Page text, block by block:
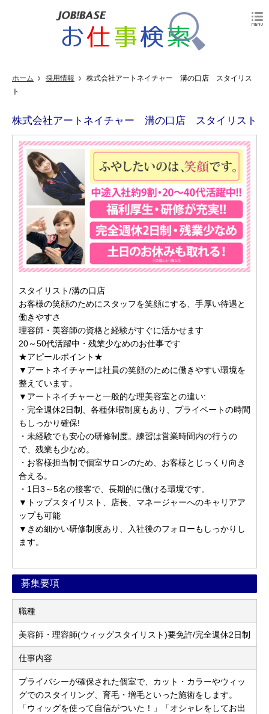
ホーム 採用情報
株式会社アートネイチャー 溝の口店 スタイリス
ト
株式会社アートネイチャー 溝の口店 スタイリスト
スタイリスト/溝の口店
お客様の笑顔のためにスタッフを笑顔にする、手厚い待遇と
働きやすさ
理容師・美容師の資格と経験がすぐに活かせます
20～50代活躍中・残業少なめのお仕事です
★アピールポイント★
▼アートネイチャーは社員の笑顔のために働きやすい環境を
整えています。
▼アートネイチャーと一般的な理美容室との違い:
・完全週休2日制、各種休暇制度もあり、プライベートの時間
もしっかり確保!
・未経験でも安心の研修制度。練習は営業時間内の行うの
で、残業も少なめ。
・お客様担当制で個室サロンのため、お客様とじっくり向き
合える。
・1日3～5名の接客で、長期的に働ける環境です。
▼トップスタイリスト、店長、マネージャーへのキャリアア
ップも可能
▼きめ細かい研修制度あり、入社後のフォローもしっかりし
ます。
募集要項
職種
美容師・理容師(ウィッグスタイリスト)要免許/完全週休2日制
仕事内容
プライバシーが確保された個室で、カット・カラーやウィッ
グでのスタイリング、育毛・増毛といった施術をします。
「ウィッグを使って自信がついた！」「オシャレをしてお出